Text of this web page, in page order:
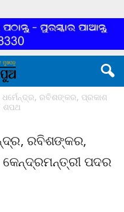
ଧର୍ମେନ୍ଦ୍ର, ରବିଶଙ୍କର, ପ୍ରକାଶ
ଶପଥ
ରବିଶଙ୍କର,
ପଦର